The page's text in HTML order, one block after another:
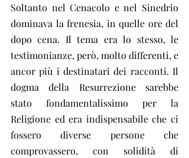
Soltanto nel Cenacolo e nel Sinedrio
dominava la frenesia, in quelle ore del
dopo cena. Il tema era lo stesso, le
testimonianze, però, molto differenti, e
ancor più i destinatari dei racconti. Il
dogma della Resurrezione sarebbe
stato fondamentalissimo per la
Religione ed era indispensabile che ci
fossero diverse persone che
comprovassero, con solidità di